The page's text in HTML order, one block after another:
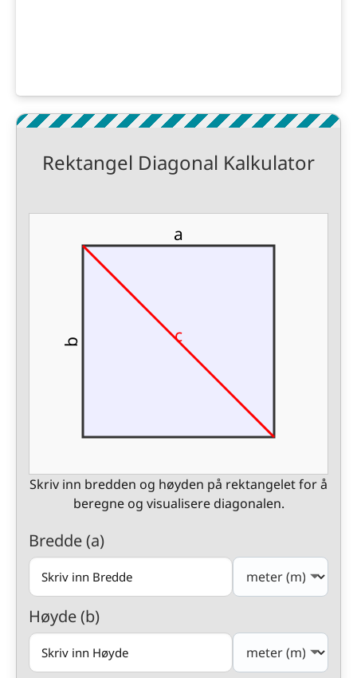
Rektangel Diagonal Kalkulator
a
b c
Skriv inn bredden og høyden på rektangelet for å
beregne og visualisere diagonalen.
Bredde (a)
Høyde (b)